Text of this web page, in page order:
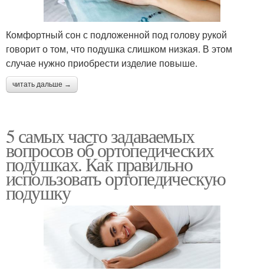
Комфортный сон с подложенной под голову рукой
говорит о том, что подушка слишком низкая. В этом
случае нужно приобрести изделие повыше.
читать дальше →
5 самых часто задаваемых
вопросов об ортопедических
подушках. Как правильно
использовать ортопедическую
подушку